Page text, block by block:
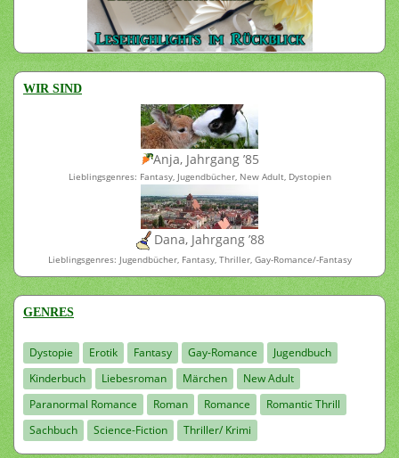
WIR SIND
Anja, Jahrgang ’85
Lieblingsgenres: Fantasy, Jugendbücher, New Adult, Dystopien
Dana, Jahrgang ’88
Lieblingsgenres: Jugendbücher, Fantasy, Thriller, Gay-Romance/-Fantasy
GENRES
Dystopie Erotik Fantasy Gay-Romance
Jugendbuch
Kinderbuch
Liebesroman Märchen
New Adult
Paranormal Romance
Roman Romance
Romantic Thrill
Sachbuch
Science-Fiction Thriller/ Krimi